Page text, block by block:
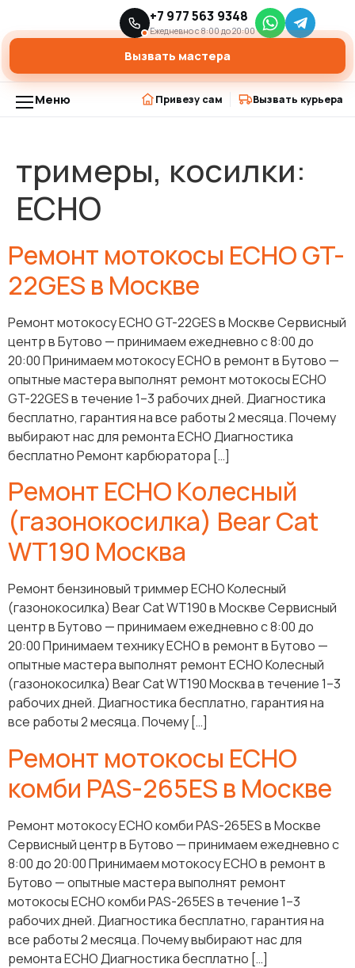
+7 977 563 9348
Ежедневно с 8:00 до 20:00
Вызвать мастера
Меню Привезу сам Вызвать курьера
тримеры, косилки:
ECHO
Ремонт мотокосы ECHO GT-
22GES в Москве
Ремонт мотокосу ECHO GT-22GES в Москве Сервисный
центр в Бутово — принимаем ежедневно с 8:00 до
20:00 Принимаем мотокосу ECHO в ремонт в Бутово —
опытные мастера выполнят ремонт мотокосы ECHO
GT-22GES в течение 1–3 рабочих дней. Диагностика
бесплатно, гарантия на все работы 2 месяца. Почему
выбирают нас для ремонта ECHO Диагностика
бесплатно Ремонт карбюратора […]
Ремонт ECHO Колесный
(газонокосилка) Bear Cat
WT190 Москва
Ремонт бензиновый триммер ECHO Колесный
(газонокосилка) Bear Cat WT190 в Москве Сервисный
центр в Бутово — принимаем ежедневно с 8:00 до
20:00 Принимаем технику ECHO в ремонт в Бутово —
опытные мастера выполнят ремонт ECHO Колесный
(газонокосилка) Bear Cat WT190 Москва в течение 1–3
рабочих дней. Диагностика бесплатно, гарантия на
все работы 2 месяца. Почему […]
Ремонт мотокосы ECHO
комби PAS-265ES в Москве
Ремонт мотокосу ECHO комби PAS-265ES в Москве
Сервисный центр в Бутово — принимаем ежедневно с
8:00 до 20:00 Принимаем мотокосу ECHO в ремонт в
Бутово — опытные мастера выполнят ремонт
мотокосы ECHO комби PAS-265ES в течение 1–3
рабочих дней. Диагностика бесплатно, гарантия на
все работы 2 месяца. Почему выбирают нас для
ремонта ECHO Диагностика бесплатно […]